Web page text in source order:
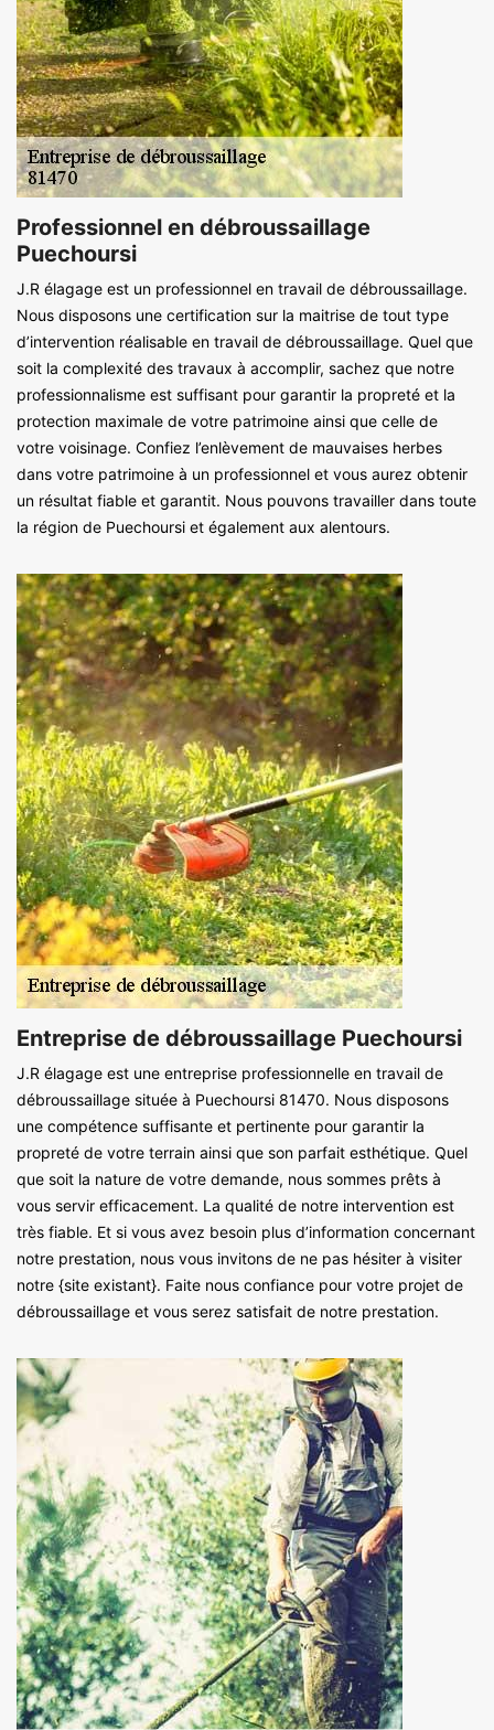
Professionnel en débroussaillage
Puechoursi
J.R élagage est un professionnel en travail de débroussaillage.
Nous disposons une certification sur la maitrise de tout type
d’intervention réalisable en travail de débroussaillage. Quel que
soit la complexité des travaux à accomplir, sachez que notre
professionnalisme est suffisant pour garantir la propreté et la
protection maximale de votre patrimoine ainsi que celle de
votre voisinage. Confiez l’enlèvement de mauvaises herbes
dans votre patrimoine à un professionnel et vous aurez obtenir
un résultat fiable et garantit. Nous pouvons travailler dans toute
la région de Puechoursi et également aux alentours.
Entreprise de débroussaillage Puechoursi
J.R élagage est une entreprise professionnelle en travail de
débroussaillage située à Puechoursi 81470. Nous disposons
une compétence suffisante et pertinente pour garantir la
propreté de votre terrain ainsi que son parfait esthétique. Quel
que soit la nature de votre demande, nous sommes prêts à
vous servir efficacement. La qualité de notre intervention est
très fiable. Et si vous avez besoin plus d’information concernant
notre prestation, nous vous invitons de ne pas hésiter à visiter
notre {site existant}. Faite nous confiance pour votre projet de
débroussaillage et vous serez satisfait de notre prestation.